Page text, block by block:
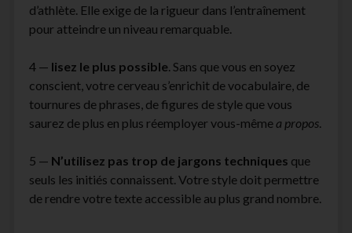
d’athlète. Elle exige de la rigueur dans l’entraînement
pour atteindre un niveau remarquable.
4 — lisez le plus possible. Sans que vous en soyez
conscient, votre cerveau s’enrichit de vocabulaire, de
tournures de phrases, de figures de style que vous
saurez de plus en plus réemployer vous-mêmea propos.
5 — N’utilisez pas trop de jargons techniques que
seuls les initiés connaissent. Votre style doit permettre
de rendre votre texte accessible au plus grand nombre.